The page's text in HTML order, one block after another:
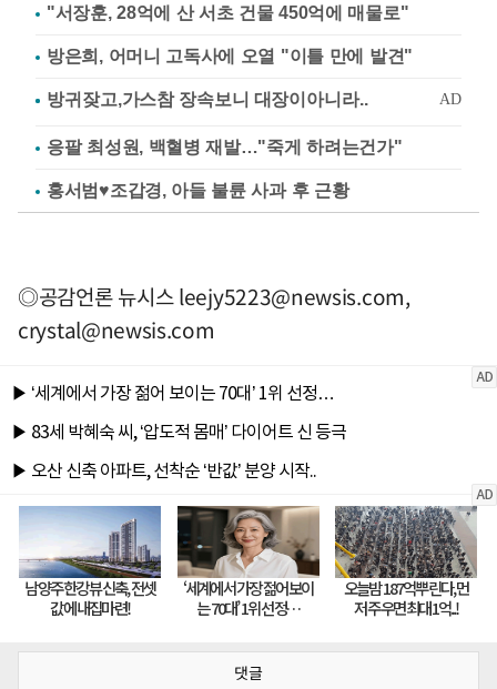
"서장훈, 28억에 산 서초 건물 450억에 매물로"
방은희, 어머니 고독사에 오열 "이틀 만에 발견"
응팔 최성원, 백혈병 재발…"죽게 하려는건가"
홍서범♥조갑경, 아들 불륜 사과 후 근황
◎공감언론 뉴시스leejy5223@newsis.com,
crystal@newsis.com
댓글